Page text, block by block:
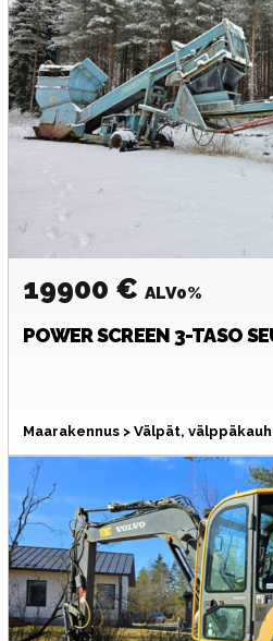
19900 € ALV0%
POWER SCREEN3-TASO
Maarakennus > Välpät,